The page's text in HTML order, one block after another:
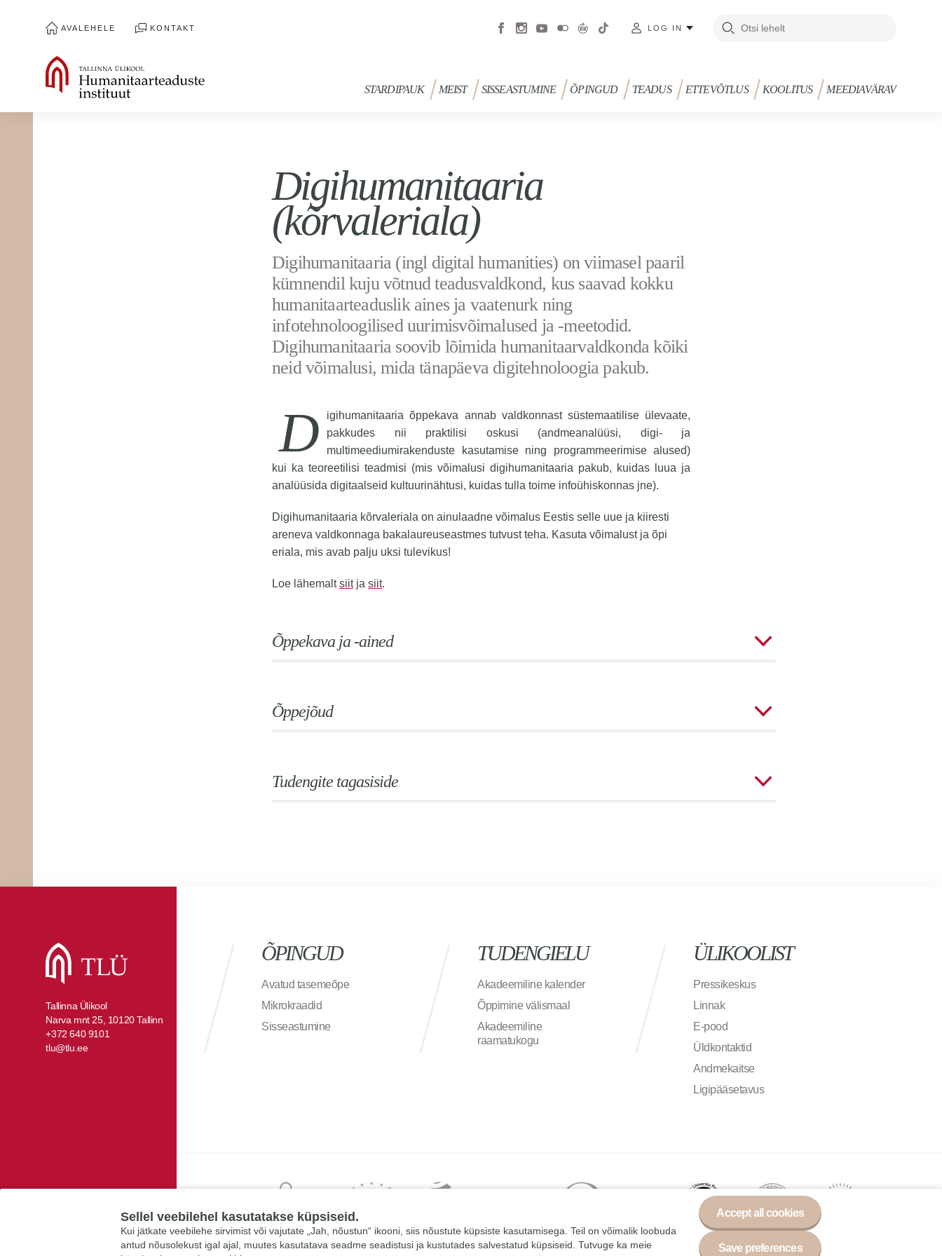
AVALEHELE KONTAKT LOG IN
STARDIPAUK MEIST SISSEASTUMINE ÕPINGUD TEADUS ETTEVÕTLUS KOOLITUS MEEDIAVÄRAV
Digihumanitaaria
(kõrvaleriala)
Digihumanitaaria (ingl digital humanities) on viimasel paaril
kümnendil kuju võtnud teadusvaldkond, kus saavad kokku
humanitaarteaduslik aines ja vaatenurk ning
infotehnoloogilised uurimisvõimalused ja -meetodid.
Digihumanitaaria soovib lõimida humanitaarvaldkonda kõiki
neid võimalusi, mida tänapäeva digitehnoloogia pakub.
D
igihumanitaaria õppekava annab valdkonnast süstemaatilise ülevaate,
pakkudes nii praktilisi oskusi (andmeanalüüsi, digi- ja
multimeediumirakenduste kasutamise ning programmeerimise alused)
kui ka teoreetilisi teadmisi (mis võimalusi digihumanitaaria pakub, kuidas luua ja
analüüsida digitaalseid kultuurinähtusi, kuidas tulla toime infoühiskonnas jne).
Digihumanitaaria kõrvaleriala on ainulaadne võimalus Eestis selle uue ja kiiresti
areneva valdkonnaga bakalaureuseastmes tutvust teha. Kasuta võimalust ja õpi
eriala, mis avab palju uksi tulevikus!
Loe lähemaltsiitja siit.
Õppekava ja -ained
Õppejõud
Tudengite tagasiside
Tallinna Ülikool
Narva mnt 25, 10120 Tallinn
+372 640 9101
tlu@tlu.ee
ÕPINGUD
Avatud tasemeõpe
Mikrokraadid
Sisseastumine
TUDENGIELU
Akadeemiline kalender
Õppimine välismaal
Akadeemiline
raamatukogu
ÜLIKOOLIST
Pressikeskus
Linnak
E-pood
Üldkontaktid
Andmekaitse
Ligipääsetavus
Sellel veebilehel kasutatakse küpsiseid.
Kui jätkate veebilehe sirvimist või vajutate „Jah, nõustun“ ikooni, siis nõustute küpsiste kasutamisega. Teil on võimalik loobuda
antud nõusolekust igal ajal, muutes kasutatava seadme seadistusi ja kustutades salvestatud küpsiseid. Tutvuge ka meie
Accept all cookies
Save preferences